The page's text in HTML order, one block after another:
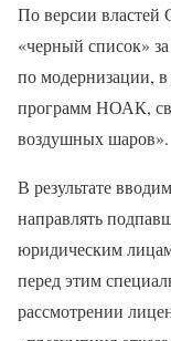
По версии властей
«черный список»
по модернизации, в
программ НОАК,
воздушных шаров».
В результате
направлять
юридическим
перед этим
рассмотрении